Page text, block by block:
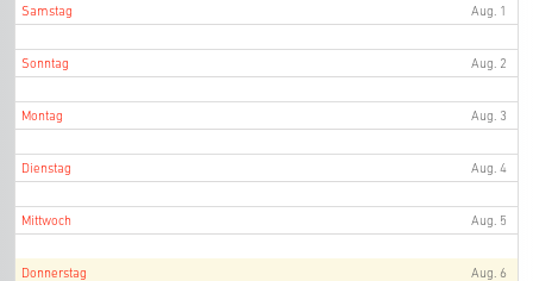
Samstag Aug. 1
Sonntag Aug. 2
Montag Aug. 3
Dienstag Aug. 4
Mittwoch Aug. 5
Donnerstag Aug. 6